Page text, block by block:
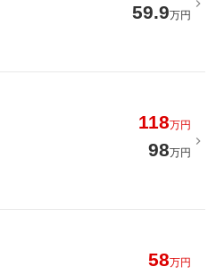
59.9万円
118万円
98万円
58万円